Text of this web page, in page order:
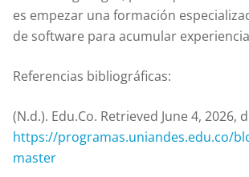
es empezar una formación
de software para acumular
Referencias bibliográficas:
(N.d.). Edu.Co. Retrieved June 4, 2026,
https://programas.uniandes.edu.co/
master